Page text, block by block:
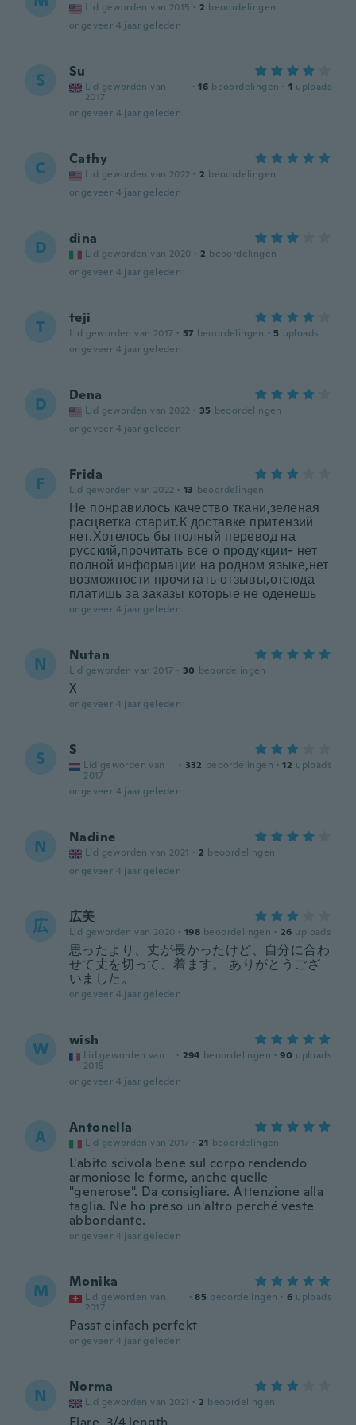
Lid geworden van 2015 · 2 beoordelingen
ongeveer 4 jaar geleden
S Su
Lid geworden van
2017
· 16 beoordelingen · 1 uploads
ongeveer 4 jaar geleden
C Cathy
Lid geworden van 2022 · 2 beoordelingen
ongeveer 4 jaar geleden
D dina
Lid geworden van 2020 · 2 beoordelingen
ongeveer 4 jaar geleden
T teji
Lid geworden van 2017 · 57 beoordelingen · 5 uploads
ongeveer 4 jaar geleden
D Dena
Lid geworden van 2022 · 35 beoordelingen
ongeveer 4 jaar geleden
F Frida
Lid geworden van 2022 · 13 beoordelingen
Не понравилось качество ткани,зеленая
расцветка старит.К доставке притензий
нет.Хотелось бы полный перевод на
русский,прочитать все о продукции- нет
полной информации на родном языке,нет
возможности прочитать отзывы,отсюда
платишь за заказы которые не оденешь
ongeveer 4 jaar geleden
N Nutan
Lid geworden van 2017 · 30 beoordelingen
X
ongeveer 4 jaar geleden
S S
Lid geworden van
2017
· 332 beoordelingen · 12 uploads
ongeveer 4 jaar geleden
N Nadine
Lid geworden van 2021 · 2 beoordelingen
ongeveer 4 jaar geleden
広 広美
Lid geworden van 2020 · 198 beoordelingen · 26 uploads
思ったより、丈が長かったけど、自分に合わ
せて丈を切って、着ます。 ありがとうござ
いました。
ongeveer 4 jaar geleden
W wish
Lid geworden van
2015
· 294 beoordelingen · 90 uploads
ongeveer 4 jaar geleden
A Antonella
Lid geworden van 2017 · 21 beoordelingen
L'abito scivola bene sul corpo rendendo
armoniose le forme, anche quelle
"generose". Da consigliare. Attenzione alla
taglia. Ne ho preso un'altro perché veste
abbondante.
ongeveer 4 jaar geleden
M Monika
Lid geworden van
2017
· 85 beoordelingen · 6 uploads
Passt einfach perfekt
ongeveer 4 jaar geleden
N Norma
Lid geworden van 2021 · 2 beoordelingen